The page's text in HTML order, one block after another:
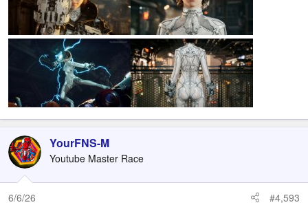
YourFNS-M
Youtube Master Race
6/6/26 #4,593